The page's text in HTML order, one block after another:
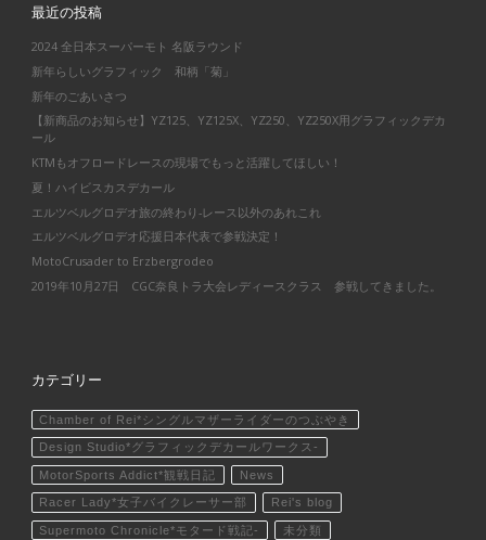
最近の投稿
2024 全日本スーパーモト 名阪ラウンド
新年らしいグラフィック 和柄「菊」
新年のごあいさつ
【新商品のお知らせ】YZ125、YZ125X、YZ250、YZ250X用グラフィックデカ
ール
KTMもオフロードレースの現場でもっと活躍してほしい！
夏！ハイビスカスデカール
エルツベルグロデオ旅の終わり-レース以外のあれこれ
エルツベルグロデオ応援日本代表で参戦決定！
MotoCrusader to Erzbergrodeo
2019年10月27日 CGC奈良トラ大会レディースクラス 参戦してきました。
カテゴリー
Chamber of Rei*シングルマザーライダーのつぶやき
Design Studio*グラフィックデカールワークス-
MotorSports Addict*観戦日記 News
Racer Lady*女子バイクレーサー部 Rei's blog
Supermoto Chronicle*モタード戦記- 未分類